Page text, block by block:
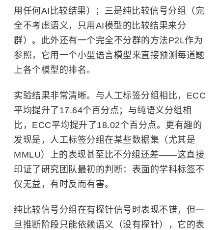
用任何AI比较结果）；三是纯比较信号分组（完
全不考虑语义，只用AI模型的比较结果来分
群）。此外还有一个完全不分群的方法P2L作为
参照，它用一个小型语言模型来直接预测每道题
上各个模型的排名。
实验结果非常清晰。与人工标签分组相比，ECC
平均提升了17.64个百分点；与纯语义分组相
比，ECC平均提升了18.02个百分点。更有趣的
发现是，人工标签分组在某些数据集（尤其是
MMLU）上的表现甚至比不分组还差——这直接
印证了研究团队最初的判断：表面的学科标签不
仅无益，有时反而有害。
纯比较信号分组在有探针信号时表现不错，但一
旦推断阶段只能依赖语义（没有探针），它的表